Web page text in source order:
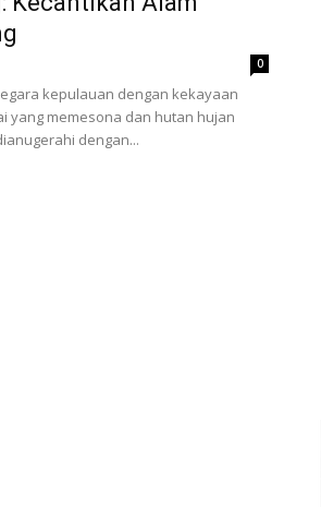
0
kepulauan dengan kekayaan
yang memesona dan hutan hujan
dengan...